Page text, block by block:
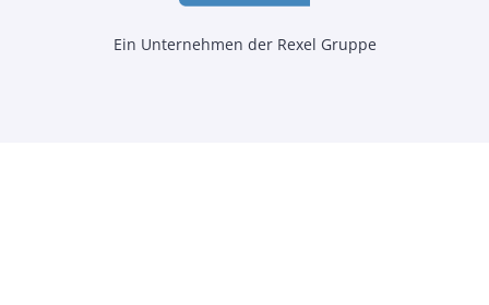
Ein Unternehmen der Rexel Gruppe